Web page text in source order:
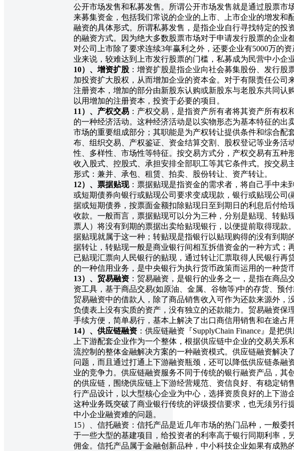
公开市场发售和私募发售。所谓公开市场发售就是通过股票市
来募集资金，包括我们常说的企业的上市、上市企业的增发和
融资的具体形式。所谓私募发售，是指企业自行寻找特定的投
的融资方式。因为绝大多数股票市场对于申请发行股票的企业
对公司上市除了要求连续3年赢利之外，还要企业有5000万的
业来说，较难达到上市发行股票的门槛，私募成为民营中小企
10）、增资扩股 ：增资扩股是指企业向社会募集股份、发行股
加投资扩大股权，从而增加企业的资本金。对于有限责任公司
注册资本，增加的部分由新股东认购或新股东与老股东共同认
以用增加的注册资本，投资于必要的项目。
11 ）、产权交易 ：产权交易，是指资产所有者将其资产所有权
的一种经济活动。这种经济活动是以实物形态为基本特征的出
市场的重要组成部分；其职能是为产权转让提供条件和综合配
布、组织交易、产权鉴证、资金结算交割、股权登记等业务活
性、多样性、市场性等特征。按交易方式分，产权交易有五种
收入股式、控股式、承担安排全部职工等其它条件式。按交易
形式：兼并、承包、租赁、拍卖、股份转让、资产转让。
12）、票据贴现：票据贴现是指资金的需求者，将自己手中未
或短期债券向银行或贴现公司要求变成现款，银行或贴现公司
据或短期债券，按票面金额扣除贴现日至到期日的利息后付给
收款。一般而言，票据贴现可以分为三种，分别是贴现、转贴
票人）将没有到期的票据出卖给贴现银行，以便提前取得现款
据贴现就属于这一种；转贴现是指银行以贴现购得的没有到期
据转让，转贴现一般是商业银行间相互拆借资金的一种方式；
已贴现汇票向人民银行的贴现，通过转让汇票取得人民银行再
的一种信用业务，是中央银行为执行货币政策而运用的一种货
13）、贸易融资 ：贸易融资，是银行的业务之一，是指在商品
资工具，基于商品交易(如原油、金属、谷物等)中的存货、预
贸易融资中的借款人，除了商品销售收入可作为还款来源外，
负债表上没有实质的资产，没有独立的还款能力。贸易融资保
手续方便，简单易行，基本上解决了出口商信用销售和在途占
14）、供应链融资 ：供应链融资『SupplyChain Finance』是把
上下游配套企业作为一个整体，根据供应链中企业的交易关系
流控制的整体金融解决方案的一种融资模式。供应链融资解决
问题，而且通过打通上下游融资瓶颈，还可以降低供应链条融
业的竞争力。供应链融资服务不同于传统的银行融资产品，其
的供应链，围绕供应链上下游经营规范、资信良好、有稳定销
行产品设计，以大型核心企业为中心，选择资质良好的上下游
这种业务既突破了商业银行传统的评级授信要求，也无须另行
中小企业融资难的问题。
15）、信托融资：信托产品是近几年市场的热门品种，一般委
于一些大型的基建项目，给投资者的利率高于银行同期利率，
佣金。信托产品属于金融创新品种，中小科技企业如果有成熟